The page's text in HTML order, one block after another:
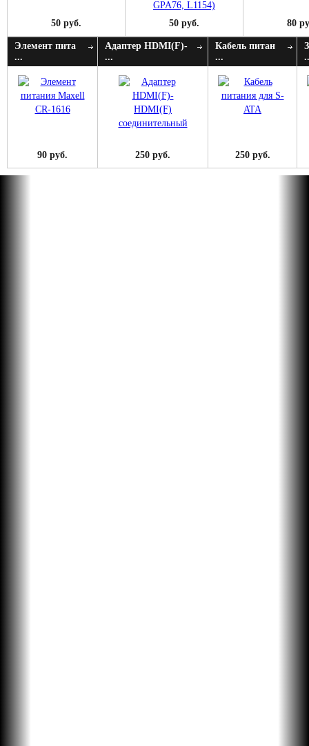
50 руб. 50 руб. 80
Элемент пита
...
90 руб.
Адаптер HDMI(F)-
...
250 руб.
Кабель питан
...
250 руб.